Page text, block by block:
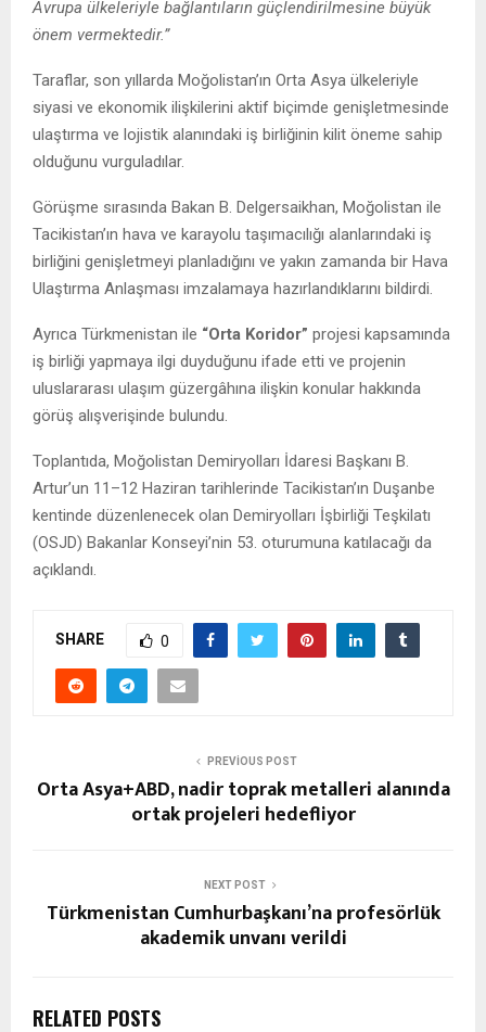
Avrupa ülkeleriyle bağlantıların güçlendirilmesine büyük
önem vermektedir.”
Taraflar, son yıllarda Moğolistan’ın Orta Asya ülkeleriyle
siyasi ve ekonomik ilişkilerini aktif biçimde genişletmesinde
ulaştırma ve lojistik alanındaki iş birliğinin kilit öneme sahip
olduğunu vurguladılar.
Görüşme sırasında Bakan B. Delgersaikhan, Moğolistan ile
Tacikistan’ın hava ve karayolu taşımacılığı alanlarındaki iş
birliğini genişletmeyi planladığını ve yakın zamanda bir Hava
Ulaştırma Anlaşması imzalamaya hazırlandıklarını bildirdi.
Ayrıca Türkmenistan ile “Orta Koridor” projesi kapsamında
iş birliği yapmaya ilgi duyduğunu ifade etti ve projenin
uluslararası ulaşım güzergâhına ilişkin konular hakkında
görüş alışverişinde bulundu.
Toplantıda, Moğolistan Demiryolları İdaresi Başkanı B.
Artur’un 11–12 Haziran tarihlerinde Tacikistan’ın Duşanbe
kentinde düzenlenecek olan Demiryolları İşbirliği Teşkilatı
(OSJD) Bakanlar Konseyi’nin 53. oturumuna katılacağı da
açıklandı.
SHARE 0
PREVIOUS POST
Orta Asya+ABD, nadir toprak metalleri alanında
ortak projeleri hedefliyor
NEXT POST
Türkmenistan Cumhurbaşkanı’na profesörlük
akademik unvanı verildi
RELATED POSTS